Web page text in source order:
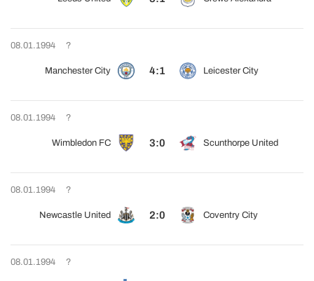
08.01.1994 ?
Manchester City 4:1 Leicester City
08.01.1994 ?
Wimbledon FC 3:0 Scunthorpe United
08.01.1994 ?
Newcastle United 2:0 Coventry City
08.01.1994 ?